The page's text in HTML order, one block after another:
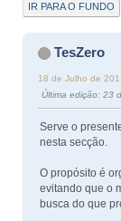
IR PARA O FUNDO
TesZero
18 de Julho de
Última edição: 23
Serve o
nesta secção.
O propósito é
evitando que o
busca do que